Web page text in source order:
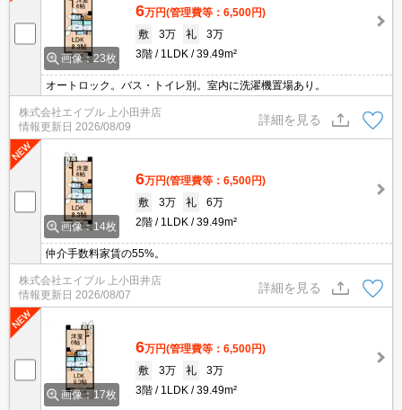
画像：23枚
6万円(管理費等：6,500円)
敷
3万 礼
3万
3階
1LDK 39.49m²
オートロック。バス・トイレ別。室内に洗濯機置場あり。
株式会社エイブル 上小田井店
情報更新日 2026/08/09
詳細を見る
画像：14枚
6万円(管理費等：6,500円)
敷
3万 礼
6万
2階
1LDK 39.49m²
仲介手数料家賃の55%。
株式会社エイブル 上小田井店
情報更新日 2026/08/07
詳細を見る
画像：17枚
6万円(管理費等：6,500円)
敷
3万 礼
3万
3階
1LDK 39.49m²